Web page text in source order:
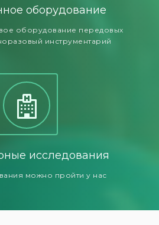
оборудование
оборудование передовых
инструментарий
исследования
можно пройти у нас